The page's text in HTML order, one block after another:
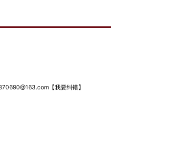
【我要纠错】